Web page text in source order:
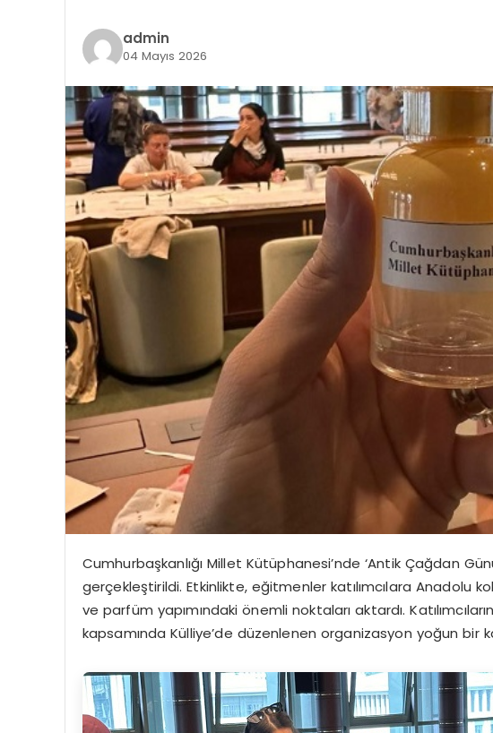
admin
04 Mayıs 2026
Cumhurbaşkanlığı Millet Kütüphanesi’nde ‘Antik Çağdan
gerçekleştirildi. Etkinlikte, eğitmenler katılımcılara Anadolu
ve parfüm yapımındaki önemli noktaları aktardı.
kapsamında Külliye’de düzenlenen organizasyon yoğun bir